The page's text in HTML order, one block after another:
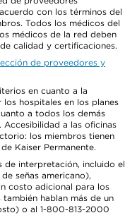
con los términos del
Todos los médicos del
médicos de la red deben
calidad y certificaciones.
de proveedores y
en cuanto a la
hospitales en los planes
a todos los demás
a las oficinas
los miembros tienen
Kaiser Permanente.
de interpretación, incluido el
señas americano),
costo adicional para los
hablan más de un
o al 1-800-813-2000